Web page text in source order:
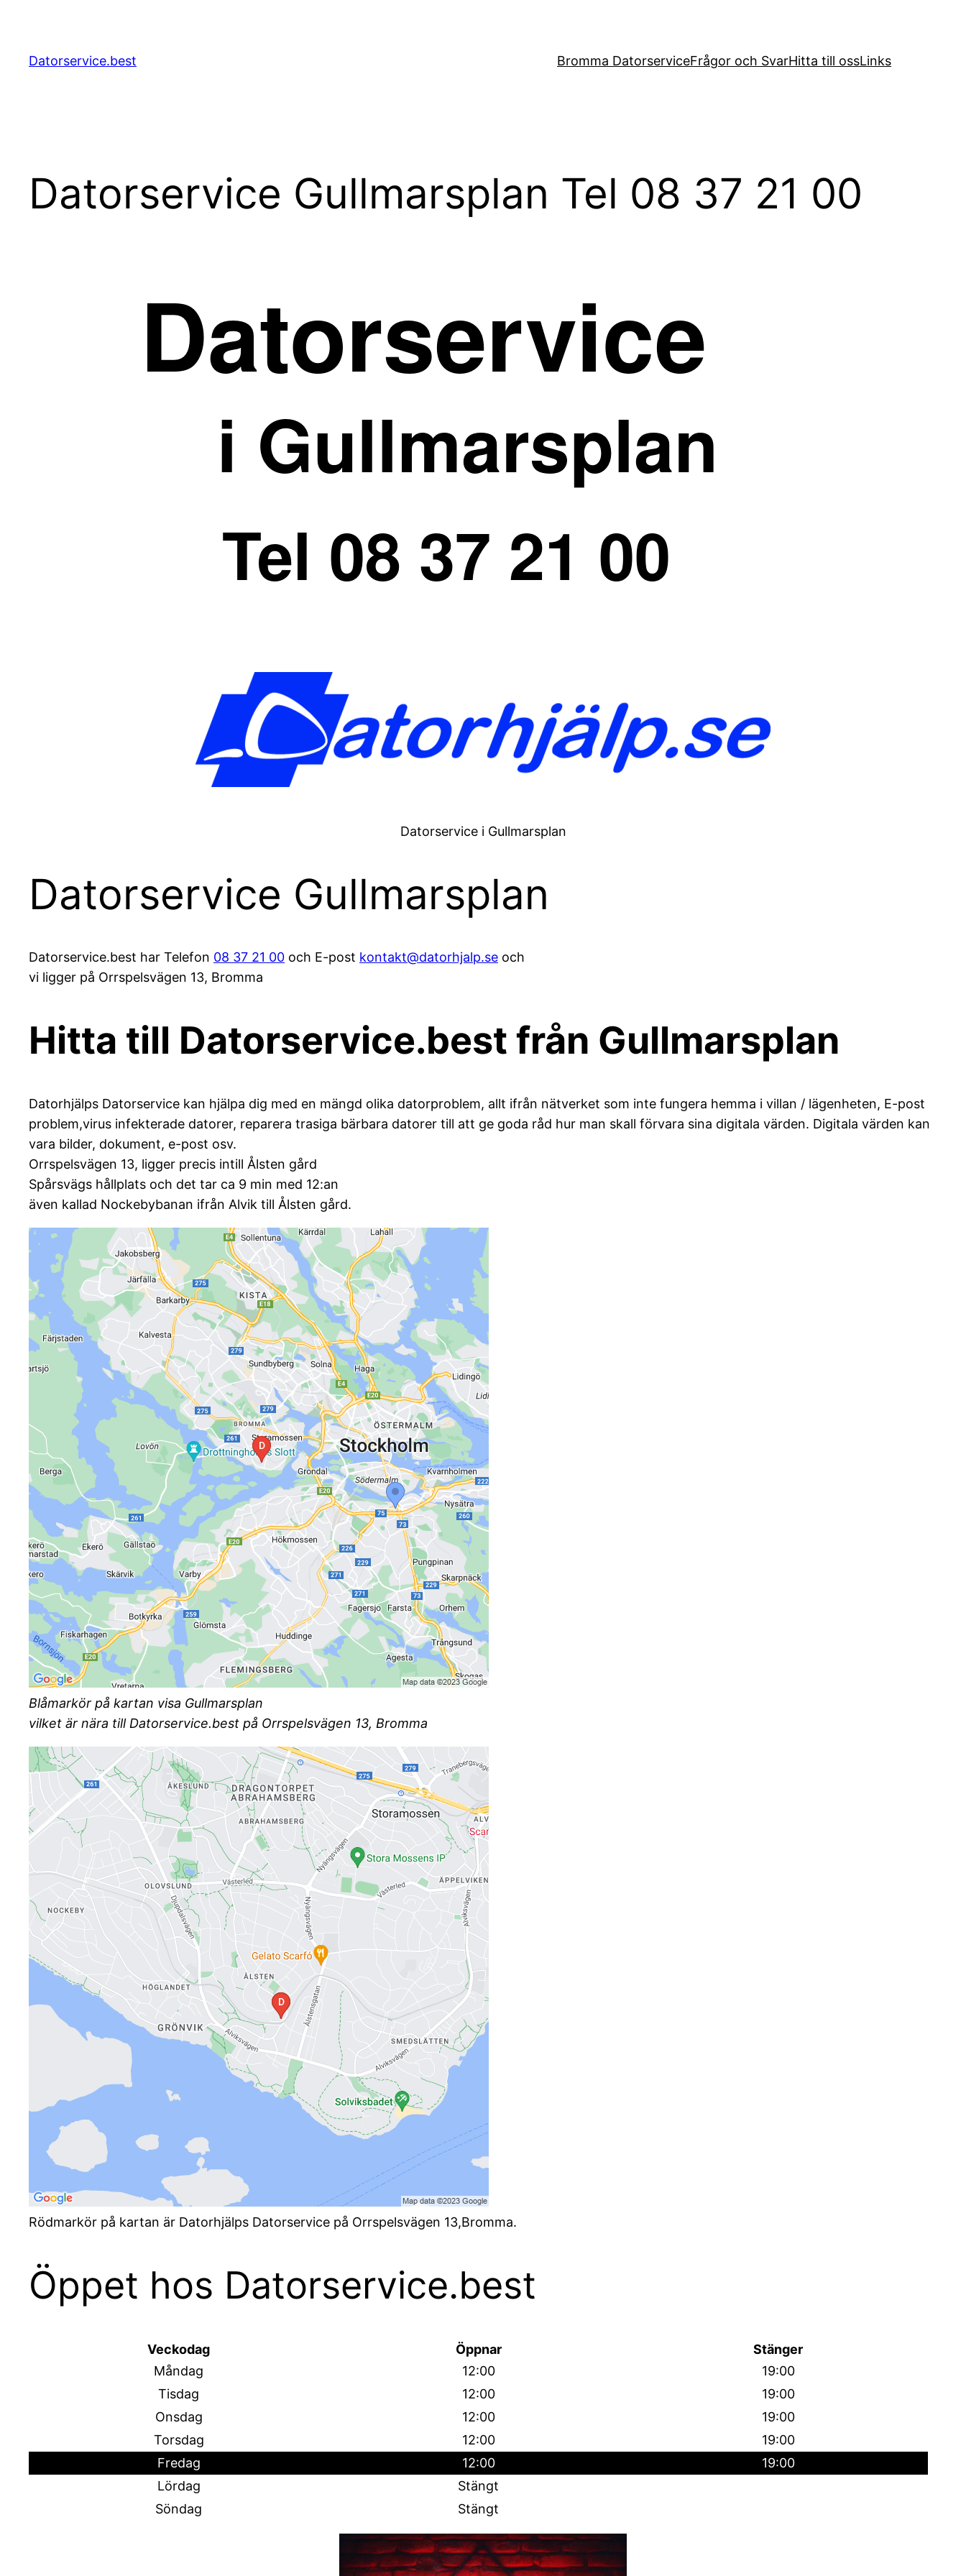
innehåll
Datorservice.best Bromma DatorserviceFrågor och SvarHitta till ossLinks
Datorservice Gullmarsplan Tel 08 37 21 00
Datorservice i Gullmarsplan
Datorservice Gullmarsplan
Datorservice.best har Telefon 08 37 21 00 och E-post kontakt@datorhjalp.se och
vi ligger på Orrspelsvägen 13, Bromma
Hitta till Datorservice.best från Gullmarsplan
Datorhjälps Datorservice kan hjälpa dig med en mängd olika datorproblem, allt ifrån nätverket som inte fungera hemma i villan / lägenheten, E-post
problem,virus infekterade datorer, reparera trasiga bärbara datorer till att ge goda råd hur man skall förvara sina digitala värden. Digitala värden kan
vara bilder, dokument, e-post osv.
Orrspelsvägen 13, ligger precis intill Ålsten gård
Spårsvägs hållplats och det tar ca 9 min med 12:an
även kallad Nockebybanan ifrån Alvik till Ålsten gård.
Blåmarkör på kartan visa Gullmarsplan
vilket är nära till Datorservice.best på Orrspelsvägen 13, Bromma
Rödmarkör på kartan är Datorhjälps Datorservice på Orrspelsvägen 13,Bromma.
Öppet hos Datorservice.best
Veckodag Öppnar
Stänger
Måndag
12:00
19:00
Tisdag
12:00
19:00
Onsdag
12:00
19:00
Torsdag
12:00
19:00
Fredag
12:00
19:00
Lördag
Stängt
Söndag
Stängt